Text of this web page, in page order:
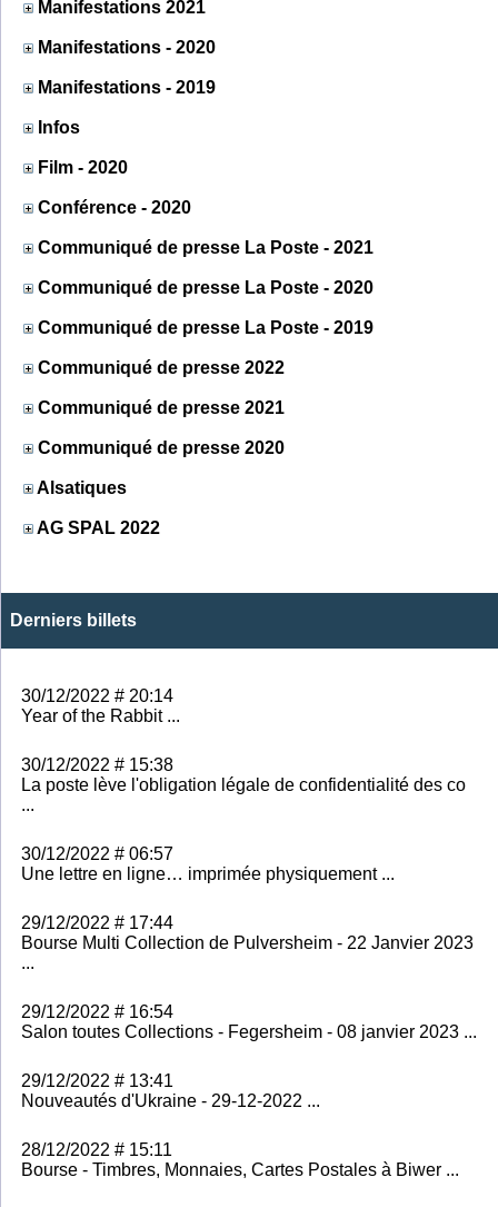
Manifestations 2021
Manifestations - 2020
Manifestations - 2019
Infos
Film - 2020
Conférence - 2020
Communiqué de presse La Poste - 2021
Communiqué de presse La Poste - 2020
Communiqué de presse La Poste - 2019
Communiqué de presse 2022
Communiqué de presse 2021
Communiqué de presse 2020
Alsatiques
AG SPAL 2022
Derniers billets
30/12/2022 # 20:14
Year of the Rabbit ...
30/12/2022 # 15:38
La poste lève l'obligation légale de confidentialité des co
...
30/12/2022 # 06:57
Une lettre en ligne… imprimée physiquement ...
29/12/2022 # 17:44
Bourse Multi Collection de Pulversheim - 22 Janvier 2023
...
29/12/2022 # 16:54
Salon toutes Collections - Fegersheim - 08 janvier 2023 ...
29/12/2022 # 13:41
Nouveautés d'Ukraine - 29-12-2022 ...
28/12/2022 # 15:11
Bourse - Timbres, Monnaies, Cartes Postales à Biwer ...